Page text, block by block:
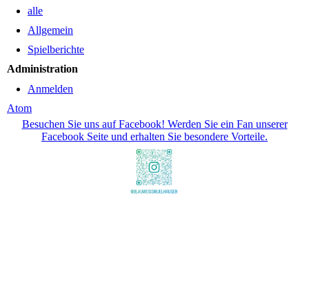
alle
Allgemein
Spielberichte
Administration
Anmelden
Atom
Besuchen Sie uns auf Facebook! Werden Sie ein Fan unserer
Facebook Seite und erhalten Sie besondere Vorteile.